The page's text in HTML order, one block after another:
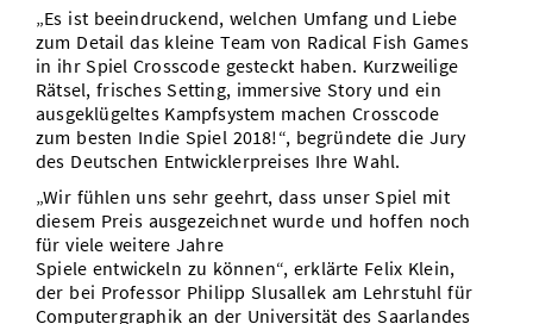
„Es ist beeindruckend, welchen Umfang und Liebe
zum Detail das kleine Team von Radical Fish Games
in ihr Spiel Crosscode gesteckt haben. Kurzweilige
Rätsel, frisches Setting, immersive Story und ein
ausgeklügeltes Kampfsystem machen Crosscode
zum besten Indie Spiel 2018!“, begründete die Jury
des Deutschen Entwicklerpreises Ihre Wahl.
„Wir fühlen uns sehr geehrt, dass unser Spiel mit
diesem Preis ausgezeichnet wurde und hoffen noch
für viele weitere Jahre
Spiele entwickeln zu können“, erklärte Felix Klein,
der bei Professor Philipp Slusallek am Lehrstuhl für
Computergraphik an der Universität des Saarlandes